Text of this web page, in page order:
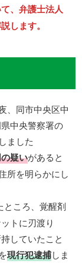
、弁護士法人
します。
、同市中央区中
中央警察署の
ました
疑いがあると
所を明らかにし
ところ、覚醒剤
トに刃渡り
していたこと
現行犯逮捕しま